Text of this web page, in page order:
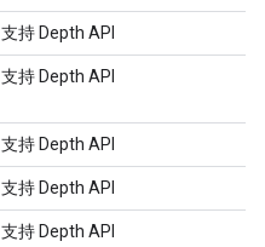
支持 Depth API
支持 Depth API
支持 Depth API
支持 Depth API
支持 Depth API